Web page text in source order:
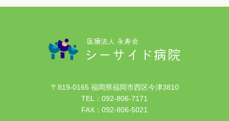
医療法人 永寿会
シーサイド病院
〒819-0165 福岡県福岡市西区今津3810
TEL： 092-806-7171
FAX：092-806-5021